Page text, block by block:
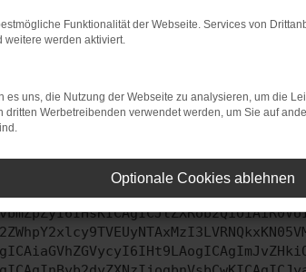
bestimmter Seiten verhindern.
beheben.
auf dem neuesten Stand sind.
kann auch dazu führen, dass
uns bitte. Wir werden versuchen, das
Funktionalität der Webseite. Services von
weitere werden aktiviert.
es uns, die Nutzung der Webseite zu analysieren, um die
dritten Werbetreibenden verwendet werden, um Sie auf
Optionale Cookies ablehnen